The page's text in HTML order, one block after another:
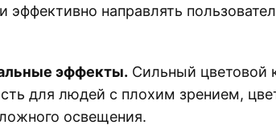
эффективно направлять
эффекты. Сильный цветовой
для людей с плохим зрением,
освещения.